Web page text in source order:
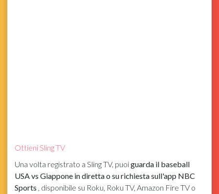
Ottieni Sling TV
Una volta registrato a Sling TV, puoiguarda il baseball
USA vs Giappone in diretta o su richiesta sull'app NBC
Sports , disponibile su Roku, Roku TV, Amazon Fire TV o